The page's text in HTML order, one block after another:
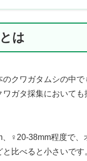
は
のクワガタムシの中で
ワガタ採集においても
♀20-38mm程度で、
と比べると小さいです